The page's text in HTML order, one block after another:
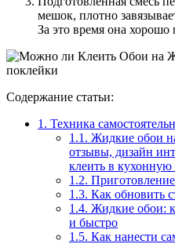
мешок, плотно
За это время она хорошо
Содержание статьи:
1. Техника
1.1. Жидкие обои
отзывы, дизайн
клеить в кухонную
1.2.
1.3. Как обновить
1.4. Жидкие обои:
и быстро
1.5. Как нанести